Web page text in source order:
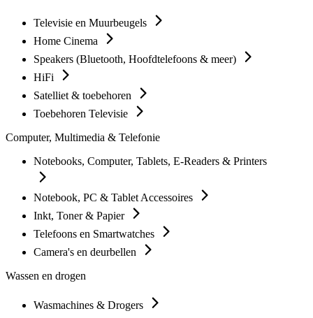
Televisie en Muurbeugels
Home Cinema
Speakers (Bluetooth, Hoofdtelefoons & meer)
HiFi
Satelliet & toebehoren
Toebehoren Televisie
Computer, Multimedia & Telefonie
Notebooks, Computer, Tablets, E-Readers & Printers
Notebook, PC & Tablet Accessoires
Inkt, Toner & Papier
Telefoons en Smartwatches
Camera's en deurbellen
Wassen en drogen
Wasmachines & Drogers